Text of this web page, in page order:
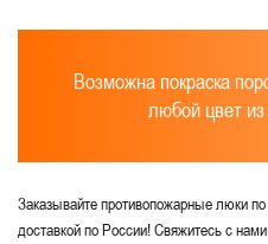
Возможна покраска
любой цвет из
Заказывайте противопожарные люки
доставкой по России! Свяжитесь с